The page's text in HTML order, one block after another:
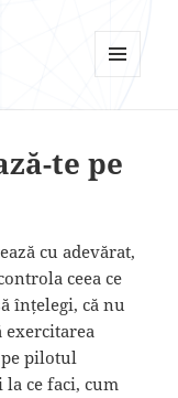
AND
te pe
cu adevărat,
ceea ce
înțelegi, că nu
pilotul
la ce faci, cum